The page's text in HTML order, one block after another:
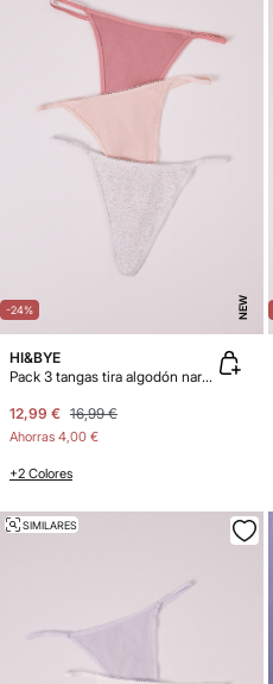
-24% NEW
HI&BYE
Pack 3 tangas tira algodón naranja
12,99 € 16,99 €
Ahorras 4,00 €
+2 Colores
SIMILARES